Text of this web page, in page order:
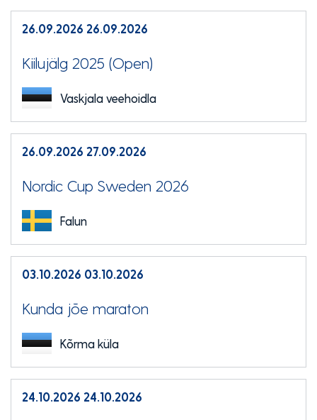
26.09.2026 26.09.2026
Kiilujälg 2025 (Open)
Vaskjala veehoidla
26.09.2026 27.09.2026
Nordic Cup Sweden 2026
Falun
03.10.2026 03.10.2026
Kunda jõe maraton
Kõrma küla
24.10.2026 24.10.2026